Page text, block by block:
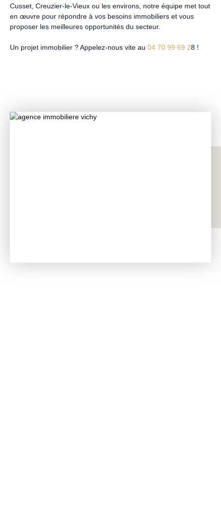
Cusset, Creuzier-le-Vieux ou les environs, notre équipe met tout
en œuvre pour répondre à vos besoins immobiliers et vous
proposer les meilleures opportunités du secteur.
Un projet immobilier ? Appelez-nous vite au 04 70 99 69 28 !